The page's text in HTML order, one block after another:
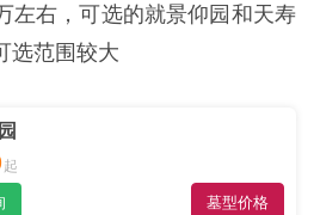
左右，可选的就景仰园和天寿
选范围较大
墓型价格